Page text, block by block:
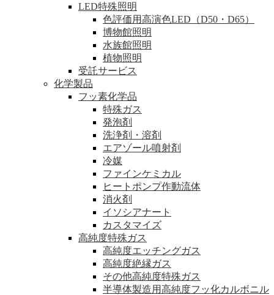
LED特殊照明
色評価用高演色LED（D50・D65）
博物館照明
水族館照明
植物照明
受託サービス
化学製品
フッ素化学品
特殊ガス
発泡剤
洗浄剤・溶剤
エアゾール噴射剤
冷媒
ファインケミカル
ヒートポンプ作動流体
消火剤
イソシアナート
カスタマイズ
高純度特殊ガス
高純度エッチングガス
高純度絶縁ガス
その他高純度特殊ガス
半導体製造用高純度フッ化カルボニル